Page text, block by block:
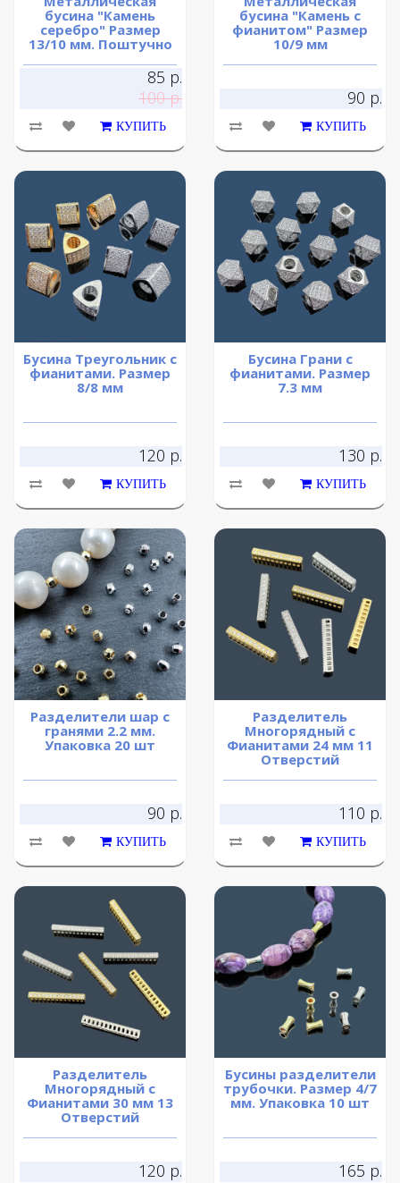
бусина "Камень
серебро" Размер
13/10 мм. Поштучно
85 р.
100 р.
КУПИТЬ
бусина "Камень с
фианитом" Размер
10/9 мм
90 р.
КУПИТЬ
Бусина Треугольник с
фианитами. Размер
8/8 мм
120 р.
КУПИТЬ
Бусина Грани с
фианитами. Размер
7.3 мм
130 р.
КУПИТЬ
Разделители шар с
гранями 2.2 мм.
Упаковка 20 шт
90 р.
КУПИТЬ
Разделитель
Многорядный с
Фианитами 24 мм 11
Отверстий
110 р.
КУПИТЬ
Разделитель
Многорядный с
Фианитами 30 мм 13
Отверстий
120 р.
Бусины разделители
трубочки. Размер 4/7
мм. Упаковка 10 шт
165 р.